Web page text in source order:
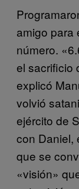
amigo para
número.
el sacrificio
explicó
volvió
ejército de
con Daniel,
que se
«visión»